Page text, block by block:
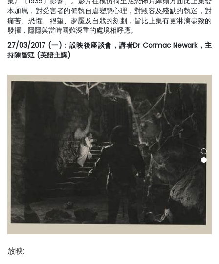
前期節目
本加厲，對受害者的偏執自虐變態心理，對毀容及殘缺的執迷，對
痛苦、恐懼、絕望、夢魘及自戕的刻劃，皆比上集有更淋漓盡致的
發揮，隱隱與當時國難深重的處境相呼應。
27/03/2017 (一)：設映後座談會，講者Dr Cormac Newark，主
持陳智廷 (英語主講)
放映: